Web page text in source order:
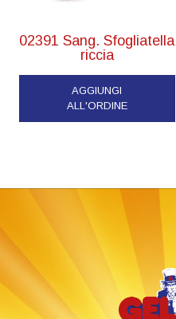
02391 Sang. Sfogliatella
riccia
AGGIUNGI
ALL'ORDINE